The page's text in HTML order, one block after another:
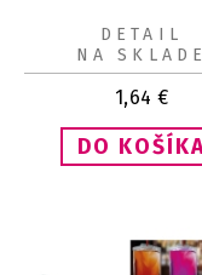
1,64 €
DETAIL
NA SKLADE